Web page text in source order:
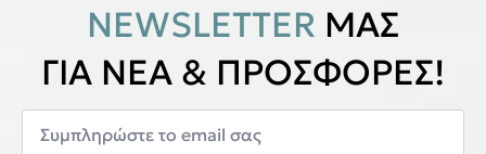
NEWSLETTER ΜΑΣ
ΓΙΑ ΝΕΑ & ΠΡΟΣΦΟΡΕΣ!